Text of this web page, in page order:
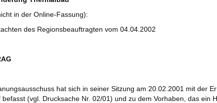
in der Online-Fassung):
des Regionsbeauftragten vom 04.04.2002
hat sich in seiner Sitzung am 20.02.2001 mit der
befasst (vgl. Drucksache Nr. 02/01) und zu dem Vorhaben, das ein